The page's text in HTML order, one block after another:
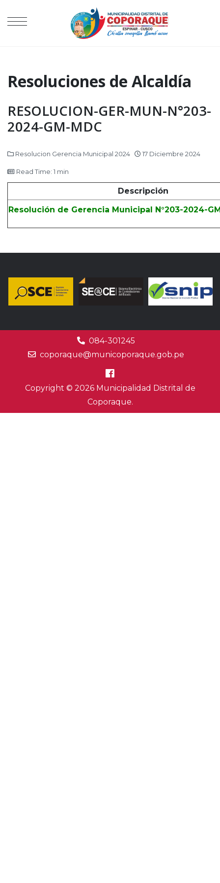
Resoluciones de Alcaldía
RESOLUCION-GER-MUN-N°203-
2024-GM-MDC
Resolucion Gerencia Municipal 2024 17 Diciembre 2024
Read Time: 1 min
Descripción
Resolución de Gerencia Municipal N°203-2024-
084-301245
coporaque@municoporaque.gob.pe
Copyright © 2026 Municipalidad Distrital de
Coporaque.